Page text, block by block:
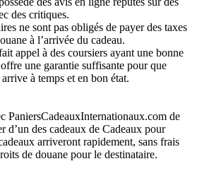
des critiques.
ne sont pas obligés de payer des taxes
à l’arrivée du cadeau.
appel à des coursiers ayant une bonne
une garantie suffisante pour que
à temps et en bon état.
PaniersCadeauxInternationaux.com de
d’un des cadeaux de Cadeaux pour
arriveront rapidement, sans frais
de douane pour le destinataire.